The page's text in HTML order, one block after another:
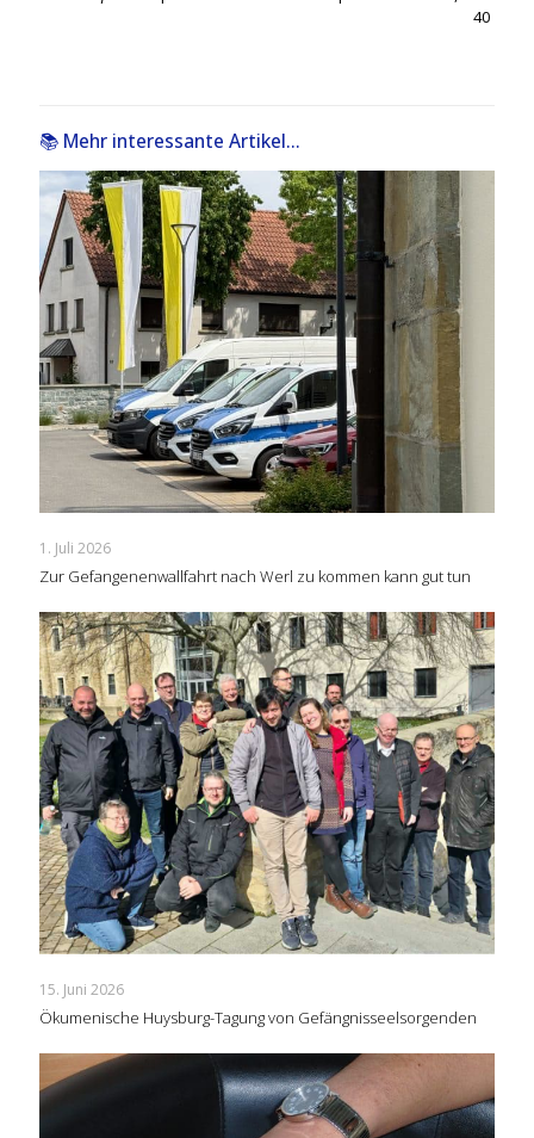
40
📚 Mehr interessante Artikel...
1. Juli 2026
Zur Gefangenenwallfahrt nach Werl zu kommen kann gut tun
15. Juni 2026
Ökumenische Huysburg-Tagung von Gefängnisseelsorgenden